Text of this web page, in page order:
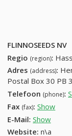
FLINNOSEEDS NV
Regio (region):
Adres (address):
Postal Box 30 PB
Telefoon (phone):
Fax (fax): Show
E-Mail: Show
Website: n\a